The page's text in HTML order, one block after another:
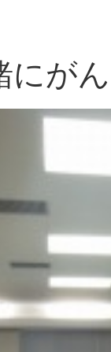
にが